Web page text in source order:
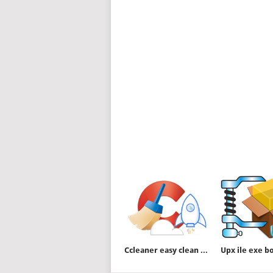
Ccleaner easy clean sayfası görünmesin